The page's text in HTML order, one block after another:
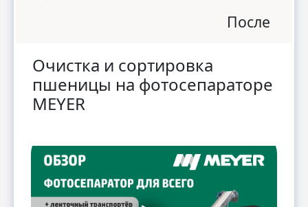
После
Очистка и сортировка
пшеницы на фотосепараторе
MEYER